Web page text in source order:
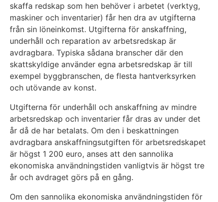
skaffa redskap som hen behöver i arbetet (verktyg,
maskiner och inventarier) får hen dra av utgifterna
från sin löneinkomst. Utgifterna för anskaffning,
underhåll och reparation av arbetsredskap är
avdragbara. Typiska sådana branscher där den
skattskyldige använder egna arbetsredskap är till
exempel byggbranschen, de flesta hantverksyrken
och utövande av konst.
Utgifterna för underhåll och anskaffning av mindre
arbetsredskap och inventarier får dras av under det
år då de har betalats. Om den i beskattningen
avdragbara anskaffningsutgiften för arbetsredskapet
är högst 1 200 euro, anses att den sannolika
ekonomiska användningstiden vanligtvis är högst tre
år och avdraget görs på en gång.
Om den sannolika ekonomiska användningstiden för